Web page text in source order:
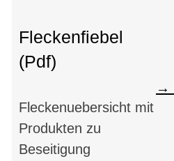
Fleckenfiebel
(Pdf)
Fleckenuebersicht mit
Produkten zu
Beseitigung